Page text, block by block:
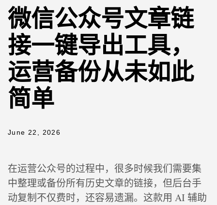
微信公众号文章链
接一键导出工具，
运营备份从未如此
简单
June 22, 2026
在运营公众号的过程中，很多时候我们需要集
中整理或备份所有历史文章的链接，但后台手
动复制不仅费时，还容易遗漏。这款用 AI 辅助